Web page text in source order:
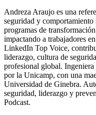
Andreza Araujo es una
seguridad y
programas de
impactando a trabajadores
LinkedIn Top Voice,
liderazgo, cultura de
profesional global.
por la Unicamp, con una
Universidad de Ginebra.
seguridad, liderazgo y
Podcast.